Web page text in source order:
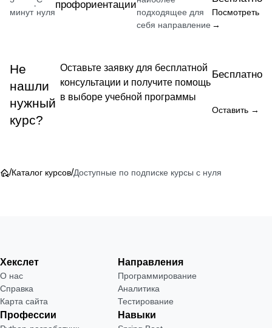
минут
·
нуля
профориентации
подходящее для
себя направление
Посмотреть
→
Не
нашли
нужный
курс?
Оставьте заявку для бесплатной
консультации и получите помощь
в выборе учебной программы
Бесплатно
Оставить →
/Каталог курсов/Доступные по подписке курсы с нуля
Хекслет
О нас
Справка
Карта сайта
Направления
Программирование
Аналитика
Тестирование
Профессии Навыки